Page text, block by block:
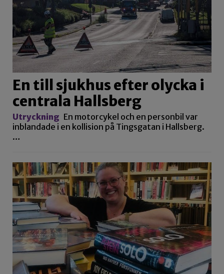
En till sjukhus efter olycka i
centrala Hallsberg
Utryckning En motorcykel och en personbil var
inblandade i en kollision på Tingsgatan i Hallsberg.
…